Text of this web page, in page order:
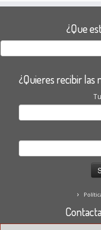
¿Que
¿Quieres recibir las